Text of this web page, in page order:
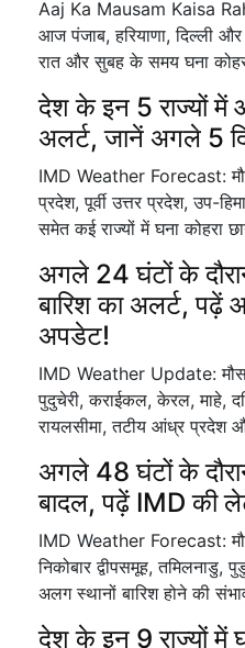
Aaj Ka Mausam Kaisa
आज पंजाब, हरियाणा, दिल्ली
रात और सुबह के समय घना
देश के इन 5 राज्यों में
अलर्ट, जानें अगले 5
IMD Weather Forecast:
प्रदेश, पूर्वी उत्तर प्रदेश, उप-
समेत कई राज्यों में घना कोहरा
अगले 24 घंटों के
बारिश का अलर्ट, पढ़ें
अपडेट!
IMD Weather Update:
पुदुचेरी, कराईकल, केरल, माहे,
रायलसीमा, तटीय आंध्र प्रदेश
अगले 48 घंटों के
बादल, पढ़ें IMD की
IMD Weather Forecast:
निकोबार द्वीपसमूह,
अलग स्थानों बारिश होने की
देश के इन 9 राज्यों में